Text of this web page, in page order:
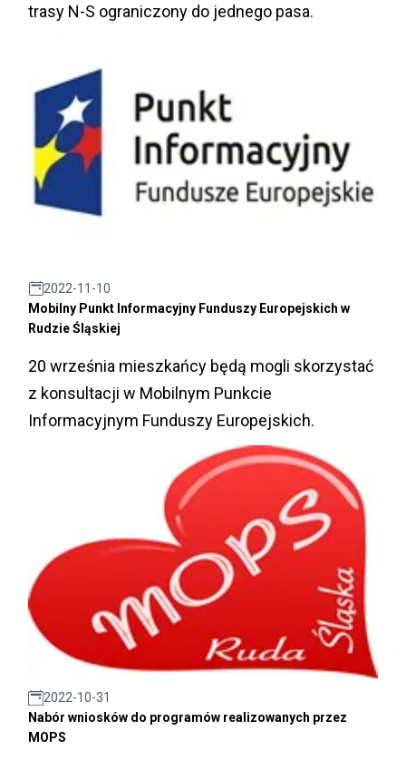
trasy N-S ograniczony do jednego pasa.
2022-11-10
Mobilny Punkt Informacyjny Funduszy Europejskich w
Rudzie Śląskiej
20 września mieszkańcy będą mogli skorzystać
z konsultacji w Mobilnym Punkcie
Informacyjnym Funduszy Europejskich.
2022-10-31
Nabór wniosków do programów realizowanych przez
MOPS